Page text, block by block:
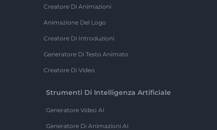
Creatore Di Animazioni
Animazione Del Logo
Creatore Di Introduzioni
Generatore Di Testo Animato
Creatore Di Video
Strumenti Di Intelligenza Artificiale
Generatore Video AI
Generatore Di Animazioni AI